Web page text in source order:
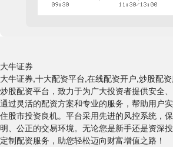
大牛证券
大牛证券,十大配资平台,在线配资开户,炒股配
炒股配资平台，致力于为广大投资者提供安全
通过灵活的配资方案和专业的服务，帮助用户
住股市投资良机。平台采用先进的风控系统，
明、公正的交易环境。无论您是新手还是资深
定制配资服务，助您轻松迈向财富增值之路！